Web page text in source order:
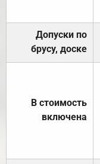
Допуски по
брусу, доске
В стоимость
включена